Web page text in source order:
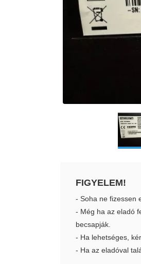
FIGYELEM!
- Soha ne fizessen
- Még ha az eladó
becsapják.
- Ha lehetséges,
- Ha az eladóval